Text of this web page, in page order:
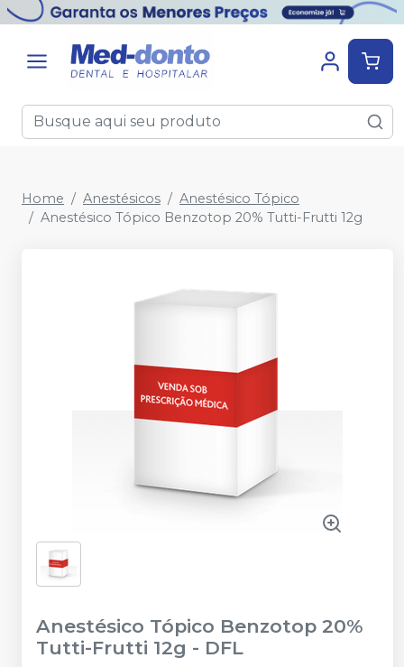
Home Anestésicos
Anestésico Tópico
Anestésico Tópico Benzotop 20% Tutti-Frutti 12g
Anestésico Tópico Benzotop 20%
Tutti-Frutti 12g - DFL